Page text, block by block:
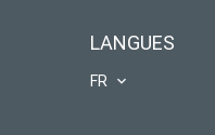
LANGUES
FR